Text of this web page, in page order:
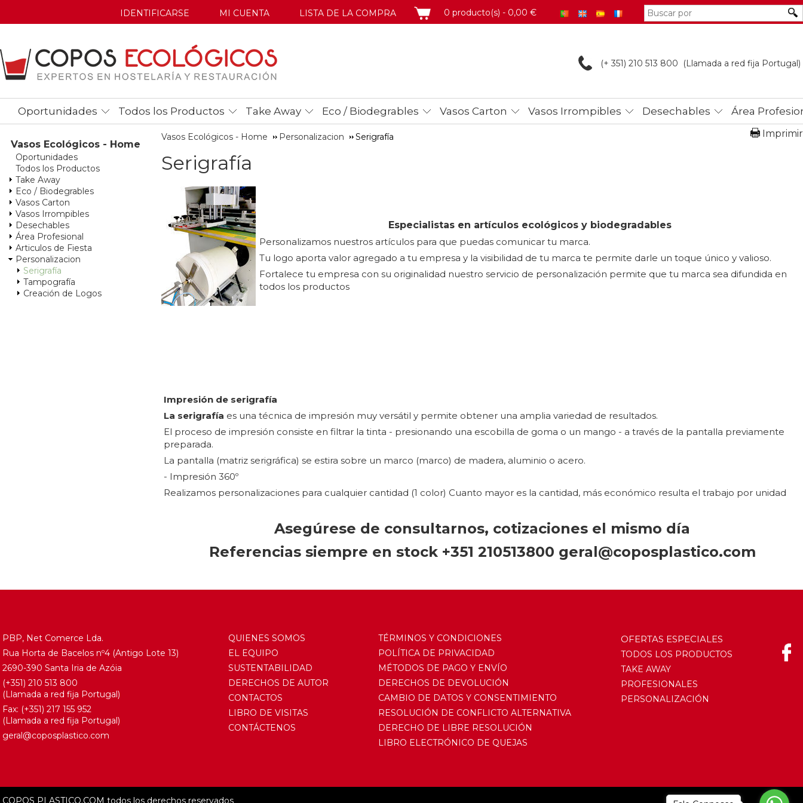
IDENTIFICARSE MI CUENTA LISTA DE LA COMPRA CESTA
0 producto(s) - 0,00 €
(+ 351) 210 513 800 (Llamada a red fija Portugal)
Oportunidades Todos los Productos Take Away Eco / Biodegrables Vasos Carton Vasos Irrompibles Desechables Área
Vasos Ecológicos - Home
Oportunidades
Todos los Productos
Take Away
Eco / Biodegrables
Vasos Carton
Vasos Irrompibles
Desechables
Área Profesional
Articulos de Fiesta
Personalizacion
Serigrafía
Tampografía
Creación de Logos
Imprimir
Vasos Ecológicos - Home Personalizacion Serigrafía
Serigrafía
Especialistas en artículos ecológicos y biodegradables
Personalizamos nuestros artículos para que puedas comunicar tu marca.
Tu logo aporta valor agregado a tu empresa y la visibilidad de tu marca te permite darle un toque único y valioso.
Fortalece tu empresa con su originalidad nuestro servicio de personalización permite que tu marca sea difundida en
todos los productos
Impresión de serigrafía
La serigrafía es una técnica de impresión muy versátil y permite obtener una amplia variedad de resultados.
El proceso de impresión consiste en filtrar la tinta - presionando una escobilla de goma o un mango - a través de la pantalla previamente
preparada.
La pantalla (matriz serigráfica) se estira sobre un marco (marco) de madera, aluminio o acero.
- Impresión 360º
Realizamos personalizaciones para cualquier cantidad (1 color) Cuanto mayor es la cantidad, más económico resulta el trabajo por unidad
Asegúrese de consultarnos, cotizaciones el mismo día
Referencias siempre en stock +351 210513800 geral@coposplastico.com
PBP, Net Comerce Lda.
Rua Horta de Bacelos nº4 (Antigo Lote 13)
2690-390 Santa Iria de Azóia
(+351) 210 513 800
(Llamada a red fija Portugal)
Fax: (+351) 217 155 952
(Llamada a red fija Portugal)
geral@coposplastico.com
QUIENES SOMOS
EL EQUIPO
SUSTENTABILIDAD
DERECHOS DE AUTOR
CONTACTOS
LIBRO DE VISITAS
CONTÁCTENOS
TÉRMINOS Y CONDICIONES
POLÍTICA DE PRIVACIDAD
MÉTODOS DE PAGO Y ENVÍO
DERECHOS DE DEVOLUCIÓN
CAMBIO DE DATOS Y CONSENTIMIENTO
RESOLUCIÓN DE CONFLICTO ALTERNATIVA
DERECHO DE LIBRE RESOLUCIÓN
LIBRO ELECTRÓNICO DE QUEJAS
OFERTAS ESPECIALES
TODOS LOS PRODUCTOS
TAKE AWAY
PROFESIONALES
PERSONALIZACIÓN
COPOS PLASTICO.COM todos los derechos reservados